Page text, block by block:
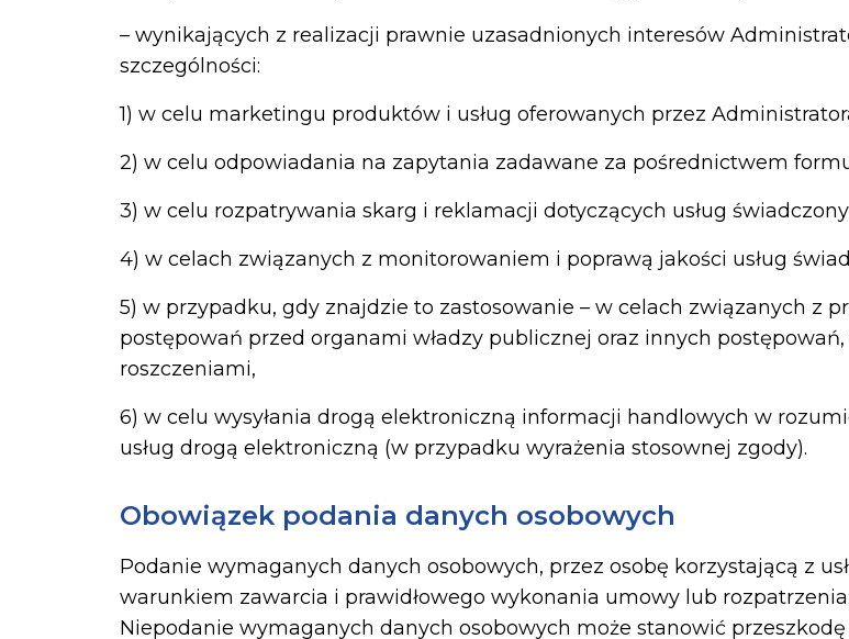
– wynikających z realizacji prawnie uzasadnionych interesów
szczególności:
1) w celu marketingu produktów i usług oferowanych przez
2) w celu odpowiadania na zapytania zadawane za pośrednictwem
3) w celu rozpatrywania skarg i reklamacji dotyczących usług
4) w celach związanych z monitorowaniem i poprawą jakości usług
5) w przypadku, gdy znajdzie to zastosowanie – w celach związanych z
postępowań przed organami władzy publicznej oraz innych
roszczeniami,
6) w celu wysyłania drogą elektroniczną informacji handlowych w
usług drogą elektroniczną (w przypadku wyrażenia stosownej zgody).
Obowiązek podania danych osobowych
Podanie wymaganych danych osobowych, przez osobę korzystającą z
warunkiem zawarcia i prawidłowego wykonania umowy lub
Niepodanie wymaganych danych osobowych może stanowić